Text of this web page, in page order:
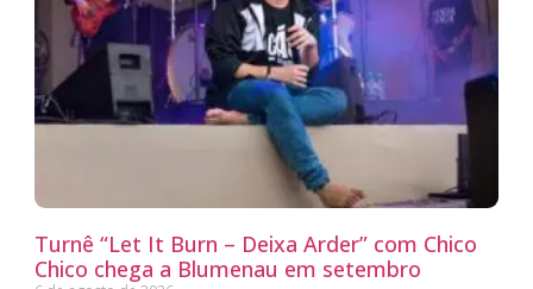
Turnê “Let It Burn – Deixa Arder” com Chico
Chico chega a Blumenau em setembro